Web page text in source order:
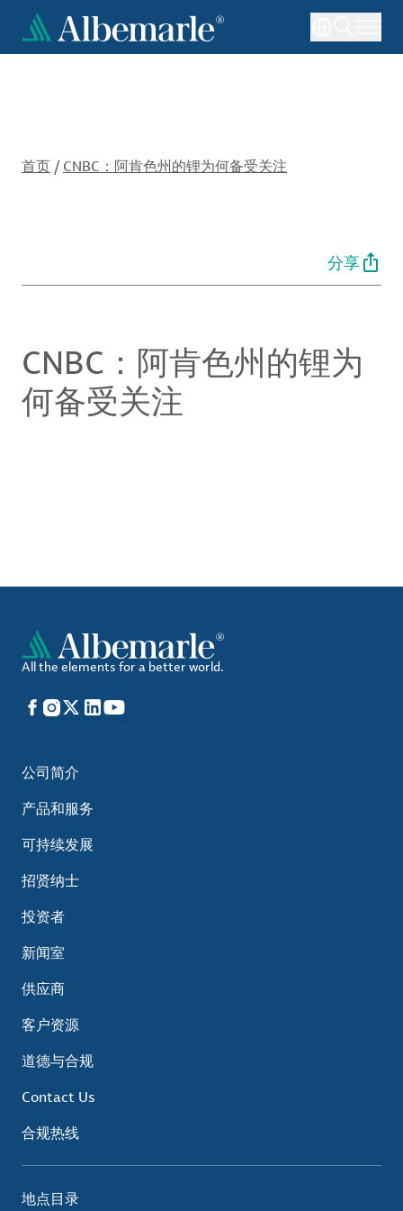
到
首页 / CNBC：阿肯色州的锂为何备受关注
分享
CNBC：阿肯色州的锂为
何备受关注
All the elements for a better world.
Facebook
Instagram
X LinkedIn
YouTube
公司简介
产品和服务
可持续发展
招贤纳士
投资者
新闻室
供应商
客户资源
道德与合规
Contact Us
合规热线
地点目录